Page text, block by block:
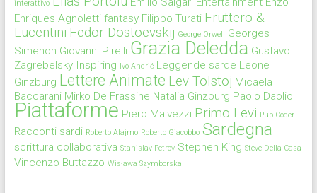
interattivo
Enriques Agnoletti fantasy Filippo Turati Fruttero &
Lucentini Fëdor Dostoevskij George Orwell
Georges
Simenon Giovanni Pirelli Grazia Deledda Gustavo
Zagrebelsky Inspiring Ivo Andrić Leggende sarde Leone
Ginzburg Lettere Animate Lev Tolstoj Micaela
Baccarani Mirko De Frassine Natalia Ginzburg Paolo Daolio
Piattaforme Piero Malvezzi Primo Levi Pub Coder
Racconti sardi Roberto Alajmo Roberto Giacobbo Sardegna
scrittura collaborativa Stanislav Petrov Stephen King Steve Della Casa
Vincenzo Buttazzo Wisława Szymborska